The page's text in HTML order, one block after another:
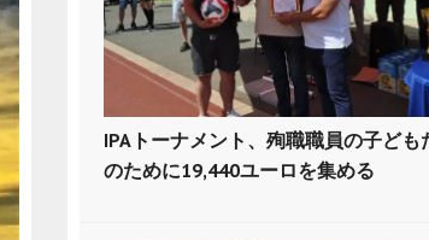
IPAトーナメント、殉職職員の子ども
のために19,440ユーロを集める